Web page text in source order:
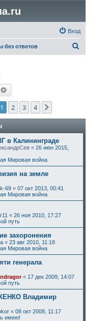
Вход
без ответов
1 2 3 4
в Калининграде
« 26 июн 2015,
Мировая война
на земле
69« 07 окт 2013, 00:41
Мировая война
« 26 ноя 2010, 17:27
путь
захоронения
« 23 авг 2010, 11:18
Мировая война
генерала
« 17 дек 2009, 14:07
путь
Владимир
« 08 окт 2008, 11:17
имею!